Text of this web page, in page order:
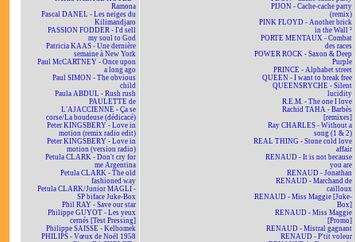
Ramona
Pascal DANEL - Les neiges du
Kilimandjaro
PASSION FODDER - I'd sell
my soul to God
Patricia KAAS - Une dernière
semaine à New York
Paul McCARTNEY - Once upon
a long ago
Paul SIMON - The obvious
child
Paula ABDUL - Rush rush
PAULETTE de
L'AJACCIENNE - Ça se
corse/La boudeuse (dédicacé)
Peter KINGSBERY - Love in
motion (remix radio edit)
Peter KINGSBERY - Love in
motion (version radio)
Petula CLARK - Don't cry for
me Argentina
Petula CLARK - The old
fashioned way
Petula CLARK/Junior MAGLI -
SP biface Juke-Box
Phil RAY - Save our star
Philippe GUYOT - Les yeux
cernés [Test Pressing]
Philippe SAISSE - Kelbomek
PHILIPS - Vœux de Noël 1958
PIJON - Cache-cache party
(remix)
PINK FLOYD - Another brick
in the Wall ²
PORTE MENTAUX - Combat
des races
POWER ROCK - Saxon & Deep
Purple
PRINCE - Alphabet street
QUEEN - I want to break free
QUEENSRYCHE - Silent
lucidity
R.E.M. - The one I love
Rachid TAHA - Barbès
[remixes]
Ray CHARLES - Without a
song (1 & 2)
REAL THING - Stone cold love
affair
RENAUD - It is not because
you are
RENAUD - Jonathan
RENAUD - Marchand de
cailloux
RENAUD - Miss Maggie [Juke-
Box]
RENAUD - Miss Maggie
[Promo]
RENAUD - Mistral gagnant
RENAUD - P'tit voleur